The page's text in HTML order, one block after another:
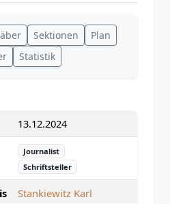
Sektionen
Plan
Statistik
13.12.2024
Journalist
Schriftsteller
Stankiewitz Karl